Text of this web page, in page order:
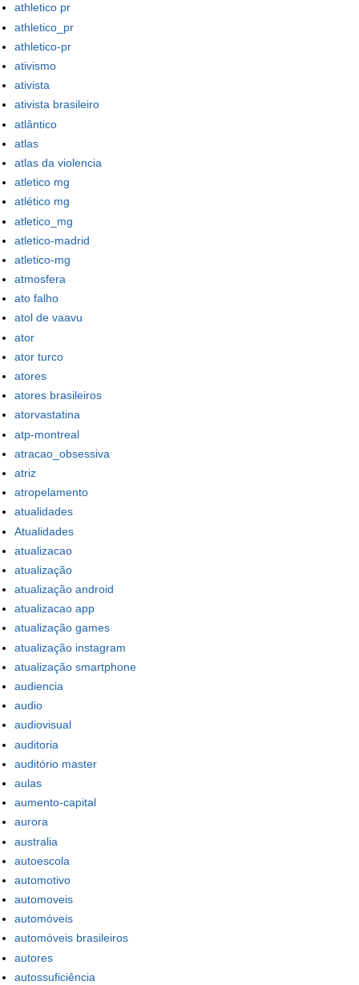
athletico pr
athletico_pr
athletico-pr
ativismo
ativista
ativista brasileiro
atlântico
atlas
atlas da violencia
atletico mg
atlético mg
atletico_mg
atletico-madrid
atletico-mg
atmosfera
ato falho
atol de vaavu
ator
ator turco
atores
atores brasileiros
atorvastatina
atp-montreal
atracao_obsessiva
atriz
atropelamento
atualidades
Atualidades
atualizacao
atualização
atualização android
atualizacao app
atualização games
atualização instagram
atualização smartphone
audiencia
audio
audiovisual
auditoria
auditório master
aulas
aumento-capital
aurora
australia
autoescola
automotivo
automoveis
automóveis
automóveis brasileiros
autores
autossuficiência